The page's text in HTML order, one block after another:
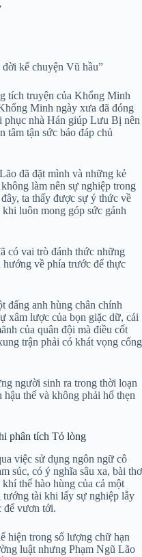
kể chuyện Vũ hầu”
tích truyện của Khổng Minh
Minh ngày xưa đã đóng
phục nhà Hán giúp Lưu Bị nên
tâm tận sức báo đáp chủ
đã đặt mình và những kẻ
làm nên sự nghiệp trong
ta thấy được sự ý thức về
khi luôn mong góp sức gánh
có vai trò đánh thức những
về phía trước để thực
đấng anh hùng chân chính
xâm lược của bọn giặc dữ, cái
của quân đội mà điều cốt
trận phải có khát vọng cống
người sinh ra trong thời loạn
thế và không phải hổ thẹn
phân tích Tỏ lòng
việc sử dụng ngôn ngữ cô
súc, có ý nghĩa sâu xa, bài thơ
thế hào hùng của cả một
tài khi lấy sự nghiệp lẫy
để vươn tới.
hiện trong số lượng chữ hạn
luật nhưng Phạm Ngũ Lão